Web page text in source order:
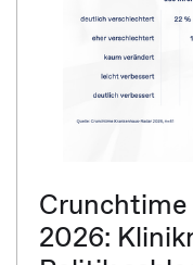
Crunchtime
2026: